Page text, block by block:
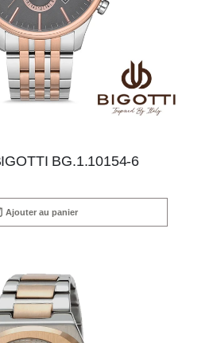
BG.1.10154-6
Ajouter au panier